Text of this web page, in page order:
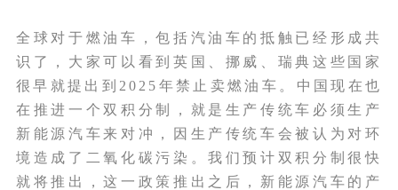
全球对于燃油车，包括汽油车的抵触已经形成共
识了，大家可以看到英国、挪威、瑞典这些国家
很早就提出到2025年禁止卖燃油车。中国现在也
在推进一个双积分制，就是生产传统车必须生产
新能源汽车来对冲，因生产传统车会被认为对环
境造成了二氧化碳污染。我们预计双积分制很快
就将推出，这一政策推出之后，新能源汽车的产